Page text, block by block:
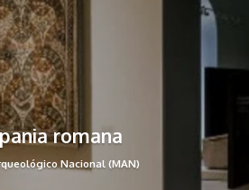
romana
Nacional (MAN)